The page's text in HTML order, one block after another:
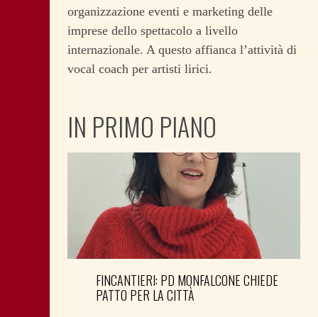
organizzazione eventi e marketing delle
imprese dello spettacolo a livello
internazionale. A questo affianca l’attività di
vocal coach per artisti lirici.
IN PRIMO PIANO
FINCANTIERI: PD MONFALCONE CHIEDE
PATTO PER LA CITTÀ